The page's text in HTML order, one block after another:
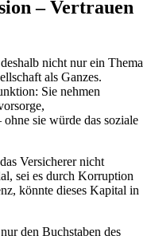
– Vertrauen
nicht nur ein Thema
als Ganzes.
Sie nehmen
sie würde das soziale
Versicherer nicht
sei es durch Korruption
könnte dieses Kapital in
den Buchstaben des